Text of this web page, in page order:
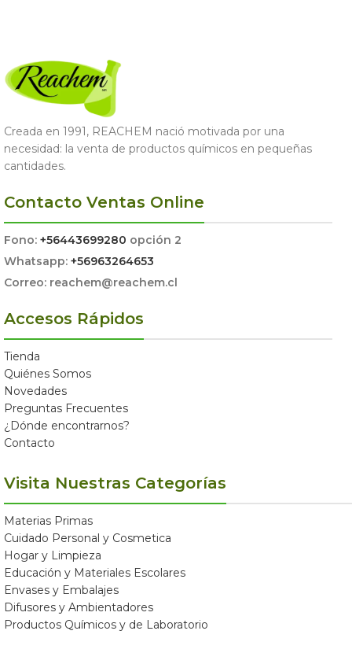
Creada en 1991, REACHEM nació motivada por una
necesidad: la venta de productos químicos en pequeñas
cantidades.
Contacto Ventas Online
Fono: +56443699280 opción 2
Whatsapp: +56963264653
Correo: reachem@reachem.cl
Accesos Rápidos
Tienda
Quiénes Somos
Novedades
Preguntas Frecuentes
¿Dónde encontrarnos?
Contacto
Visita Nuestras Categorías
Materias Primas
Cuidado Personal y Cosmetica
Hogar y Limpieza
Educación y Materiales Escolares
Envases y Embalajes
Difusores y Ambientadores
Productos Químicos y de Laboratorio